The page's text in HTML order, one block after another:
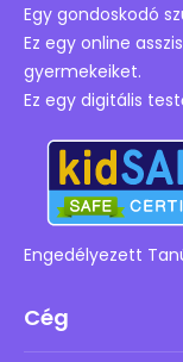
Egy gondoskodó
Ez egy online
gyermekeiket.
Ez egy digitális
Engedélyezett
Cég